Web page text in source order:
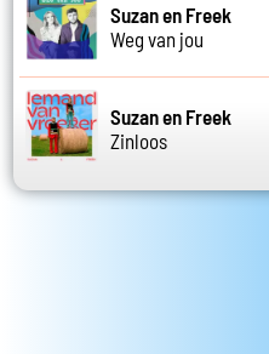
Suzan en Freek
Weg van jou
Suzan en Freek
Zinloos